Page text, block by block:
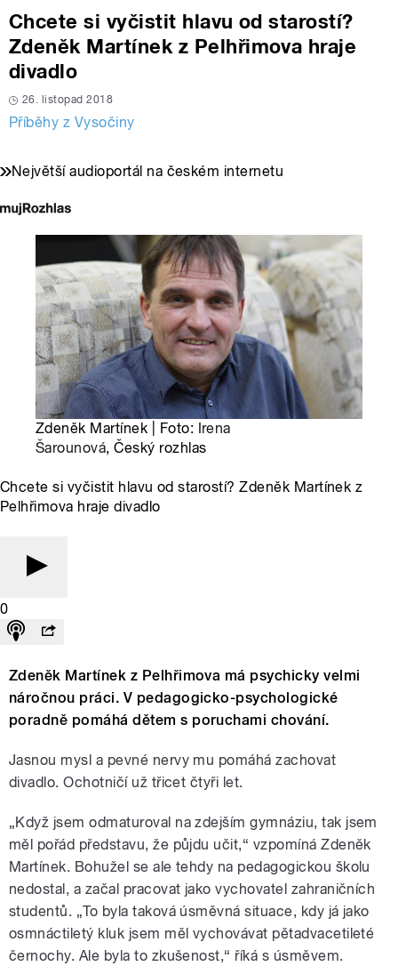
Chcete si vyčistit hlavu od starostí?
Zdeněk Martínek z Pelhřimova hraje
divadlo
26. listopad 2018
Příběhy z Vysočiny
Největší audioportál na českém internetu
Zdeněk Martínek | Foto: Irena
Šarounová, Český rozhlas
Chcete si vyčistit hlavu od starostí? Zdeněk Martínek z
Pelhřimova hraje divadlo
0
Zdeněk Martínek z Pelhřimova má psychicky velmi
náročnou práci. V pedagogicko-psychologické
poradně pomáhá dětem s poruchami chování.
Jasnou mysl a pevné nervy mu pomáhá zachovat
divadlo. Ochotničí už třicet čtyři let.
„Když jsem odmaturoval na zdejším gymnáziu, tak jsem
měl pořád představu, že půjdu učit,“ vzpomíná Zdeněk
Martínek. Bohužel se ale tehdy na pedagogickou školu
nedostal, a začal pracovat jako vychovatel zahraničních
studentů. „To byla taková úsměvná situace, kdy já jako
osmnáctiletý kluk jsem měl vychovávat pětadvacetileté
černochy. Ale byla to zkušenost,“ říká s úsměvem.